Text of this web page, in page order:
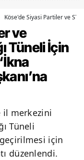
Köse'de Siyasi Partiler ve
ve
Tüneli İçin
il merkezini
Tüneli
için
düzenlendi.